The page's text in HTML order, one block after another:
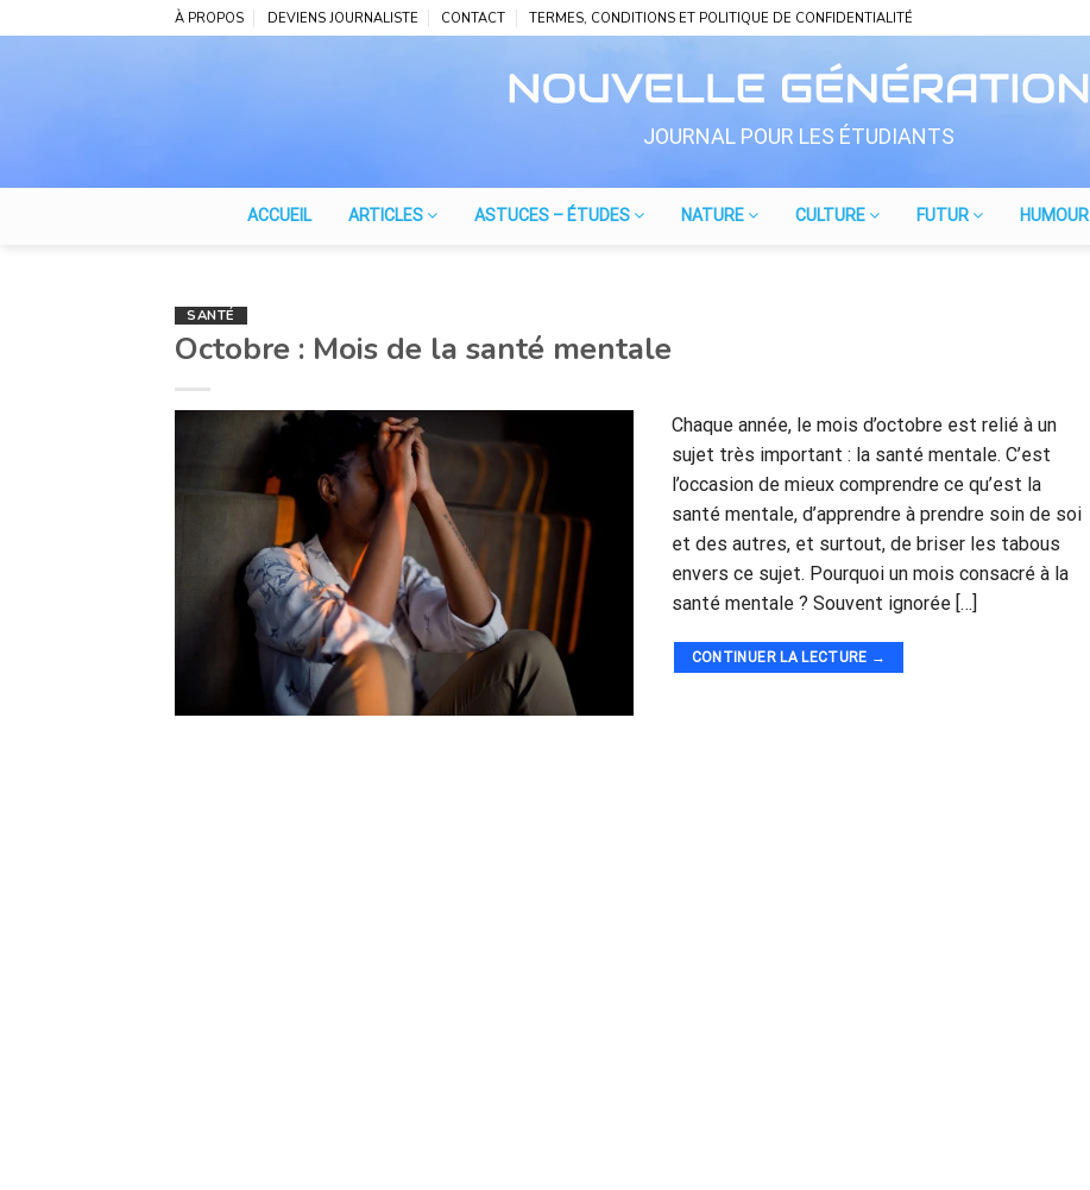
to
À PROPOS DEVIENS JOURNALISTE CONTACT TERMES, CONDITIONS ET POLITIQUE DE CONFIDENTIALITÉ
JOURNAL POUR LES ÉTUDIANTS
ACCUEIL ARTICLES ASTUCES – ÉTUDES NATURE CULTURE FUTUR HUMOUR
SANTÉ
Octobre : Mois de la santé mentale
Chaque année, le mois d’octobre est relié à un
sujet très important : la santé mentale. C’est
l’occasion de mieux comprendre ce qu’est la
santé mentale, d’apprendre à prendre soin de soi
et des autres, et surtout, de briser les tabous
envers ce sujet. Pourquoi un mois consacré à la
santé mentale ? Souvent ignorée […]
CONTINUER LA LECTURE →